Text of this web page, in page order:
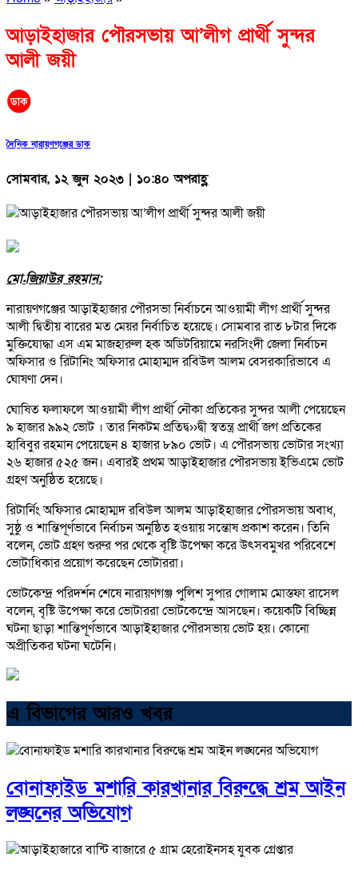
আড়াইহাজার পৌরসভায় আ’লীগ প্রার্থী সুন্দর
আলী জয়ী
দৈনিক নারায়ণগঞ্জের ডাক
সোমবার, ১২ জুন ২০২৩ | ১০:৪০ অপরাহ্ণ
মো.জিয়াউর রহমান:
নারায়ণগঞ্জের আড়াইহাজার পৌরসভা নির্বাচনে আওয়ামী লীগ প্রার্থী সুন্দর
আলী দ্বিতীয় বারের মত মেয়র নির্বাচিত হয়েছে। সোমবার রাত ৮টার দিকে
মুক্তিযোদ্ধা এস এম মাজহারুল হক অডিটরিয়ামে নরসিংদী জেলা নির্বাচন
অফিসার ও রিটানিং অফিসার মোহাম্মদ রবিউল আলম বেসরকারিভাবে এ
ঘোষণা দেন।
ঘোষিত ফলাফলে আওয়ামী লীগ প্রার্থী নৌকা প্রতিকের সুন্দর আলী পেয়েছেন
৯ হাজার ৯৯২ ভোট । তার নিকটম প্রতিদ্ব››দ্বী স্বতন্ত্র প্রার্থী জগ প্রতিকের
হাবিবুর রহমান পেয়েছেন ৪ হাজার ৮৯০ ভোট। এ পৌরসভায় ভোটার সংখ্যা
২৬ হাজার ৫২৫ জন। এবারই প্রথম আড়াইহাজার পৌরসভায় ইভিএমে ভোট
গ্রহণ অনুষ্ঠিত হয়েছে।
রিটার্নিং অফিসার মোহাম্মদ রবিউল আলম আড়াইহাজার পৌরসভায় অবাধ,
সুষ্ঠু ও শান্তিপূর্ণভাবে নির্বাচন অনুষ্ঠিত হওয়ায় সন্তোষ প্রকাশ করেন। তিনি
বলেন, ভোট গ্রহণ শুরুর পর থেকে বৃষ্টি উপেক্ষা করে উৎসবমুখর পরিবেশে
ভোটাধিকার প্রয়োগ করেছেন ভোটাররা।
ভোটকেন্দ্র পরিদর্শন শেষে নারায়ণগঞ্জ পুলিশ সুপার গোলাম মোস্তফা রাসেল
বলেন, বৃষ্টি উপেক্ষা করে ভোটাররা ভোটকেন্দ্রে আসছেন। কয়েকটি বিচ্ছিন্ন
ঘটনা ছাড়া শান্তিপূর্ণভাবে আড়াইহাজার পৌরসভায় ভোট হয়। কোনো
অপ্রীতিকর ঘটনা ঘটেনি।
এ বিভাগের আরও খবর
বোনাফাইড মশারি কারখানার বিরুদ্ধে শ্রম আইন
লঙ্ঘনের অভিযোগ